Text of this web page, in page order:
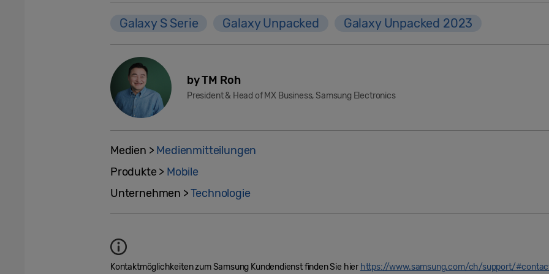
Galaxy S Serie Galaxy Unpacked Galaxy Unpacked 2023
by TM Roh
President & Head of MX Business, Samsung Electronics
Medien > Medienmitteilungen
Produkte > Mobile
Unternehmen >Technologie
Kontaktmöglichkeiten zum Samsung Kundendienst finden Sie hier https://www.samsung.com/ch/support/